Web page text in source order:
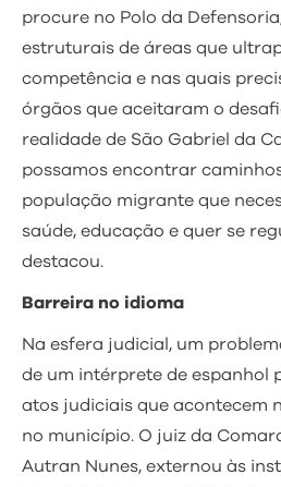
procure no Polo da
estruturais de áreas que
competência e nas quais
órgãos que aceitaram o
realidade de São Gabriel da
possamos encontrar
população migrante que
saúde, educação e quer se
destacou.
Barreira no idioma
Na esfera judicial, um
de um intérprete de espanhol
atos judiciais que acontecem
no município. O juiz da
Autran Nunes, externou às